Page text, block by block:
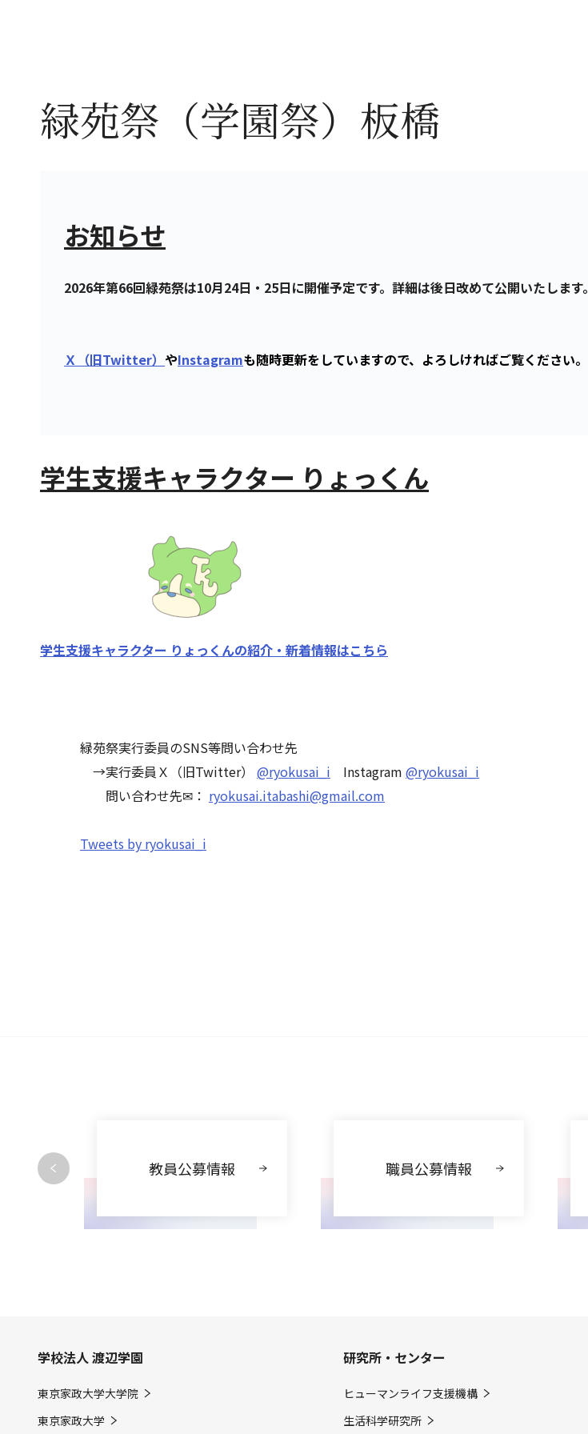
緑苑祭（学園祭）板橋
お知らせ
2026年第66回緑苑祭は10月24日・25日に開催予定です。詳細は後日改めて公開いたします。
Ｘ（旧Twitter） やInstagramも随時更新をしていますので、よろしければご覧ください。
学生支援キャラクター りょっくん
学生支援キャラクター りょっくんの紹介・新着情報はこちら
緑苑祭実行委員のSNS等問い合わせ先
→実行委員Ｘ（旧Twitter） @ryokusai_i Instagram @ryokusai_i
問い合わせ先✉： ryokusai.itabashi@gmail.com
Tweets by ryokusai_i
教員公募情報 職員公募情報
学校法人 渡辺学園
東京家政大学大学院
東京家政大学
研究所・センター
ヒューマンライフ支援機構
生活科学研究所